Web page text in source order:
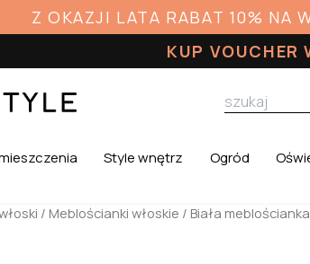
Z OKAZJI LATA RABAT 10% NA
KUP VOUCHER
Style wnętrz Ogród
/ Meblościanki włoskie / Biała